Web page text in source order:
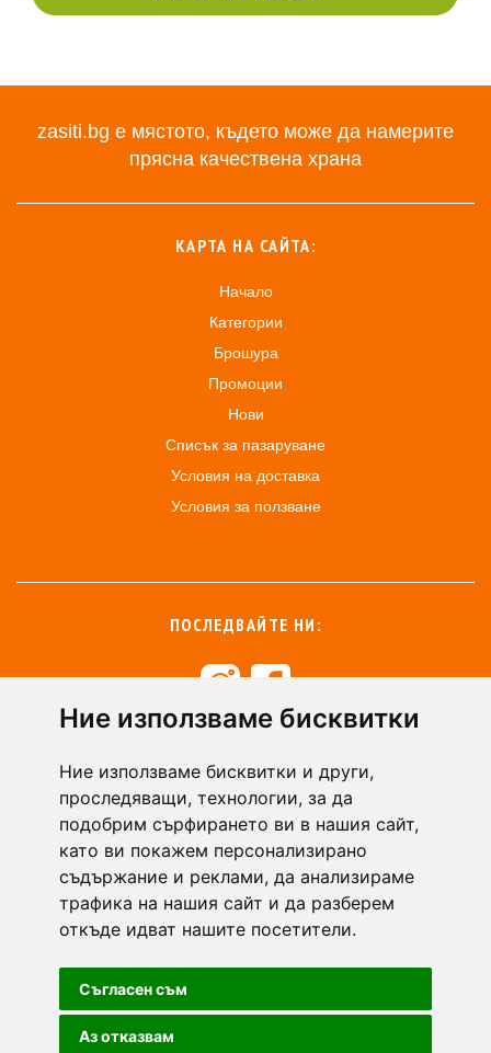
Ние използваме бисквитки
Ние използваме бисквитки и други,
проследяващи, технологии, за да
подобрим сърфирането ви в нашия сайт,
като ви покажем персонализирано
съдържание и реклами, да анализираме
трафика на нашия сайт и да разберем
откъде идват нашите посетители.
Съгласен съм
Аз отказвам
zasiti.bg е мястото, където може да намерите
прясна качествена храна
КАРТА НА САЙТА:
Начало
Категории
Брошура
Промоции
Нови
Списък за пазаруване
Условия на доставка
Условия за ползване
ПОСЛЕДВАЙТЕ НИ:
+359 894 49 0144
support@zasiti.bg